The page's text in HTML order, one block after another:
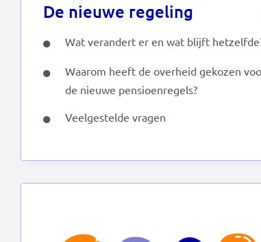
De nieuwe regeling
Wat verandert er en wat blijft
Waarom heeft de overheid gekozen
de nieuwe pensioenregels?
Veelgestelde vragen